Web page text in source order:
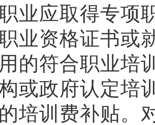
业应取得专项
业资格证书或
的符合职业培
或政府认定培
培训费补贴。